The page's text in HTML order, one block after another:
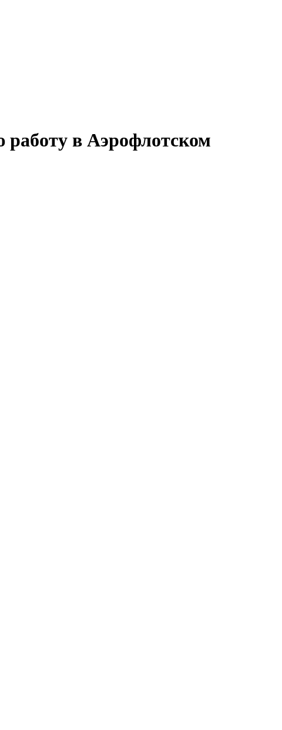
работу в Аэрофлотском